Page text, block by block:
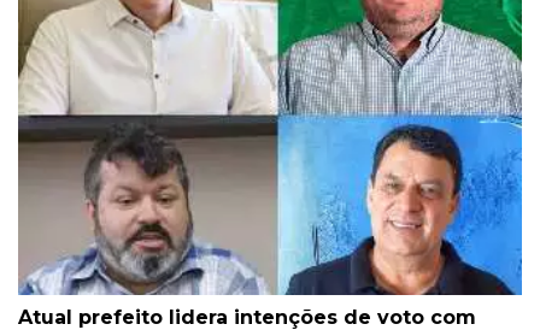
Atual prefeito lidera intenções de voto com